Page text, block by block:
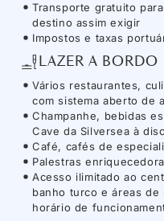
Transporte gratuito
destino assim exigir
Impostos e taxas
LAZER A BORDO
Vários restaurantes,
com sistema aberto de
Champanhe, bebidas
Cave da Silversea à
Café, cafés de
Palestras
Acesso ilimitado ao
banho turco e áreas
horário de